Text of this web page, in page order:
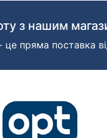
з нашим
це пряма поставка